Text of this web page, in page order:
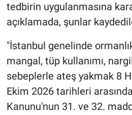
tedbirin uygulanmasına
açıklamada, şunlar
"İstanbul genelinde
mangal, tüp kullanımı,
sebeplerle ateş yakmak 8
Ekim 2026 tarihleri
Kanunu'nun 31. ve 32.